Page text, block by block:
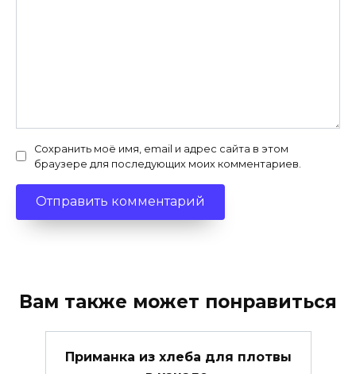
Сохранить моё имя, email и адрес сайта в этом
браузере для последующих моих комментариев.
Вам также может понравиться
Приманка из хлеба для плотвы